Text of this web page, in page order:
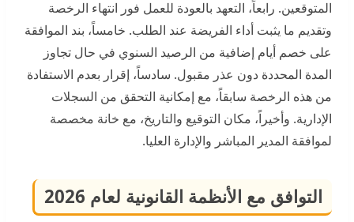
المتوقعين. رابعاً، التعهد بالعودة للعمل فور انتهاء الرخصة
وتقديم ما يثبت أداء الفريضة عند الطلب. خامساً، بند الموافقة
على خصم أيام إضافية من الرصيد السنوي في حال تجاوز
المدة المحددة دون عذر مقبول. سادساً، إقرار بعدم الاستفادة
من هذه الرخصة سابقاً، مع إمكانية التحقق من السجلات
الإدارية. وأخيراً، مكان التوقيع والتاريخ، مع خانة مخصصة
لموافقة المدير المباشر والإدارة العليا.
التوافق مع الأنظمة القانونية لعام 2026